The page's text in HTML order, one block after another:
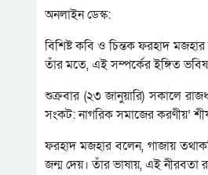
অনলাইন ডেস্ক:
বিশিষ্ট কবি ও চিন্তক ফরহাদ
তাঁর মতে, এই সম্পর্কের ইঙ্গিত
শুক্রবার (২৩ জানুয়ারি) সকালে
সংকট: নাগরিক সমাজের করণীয়’
ফরহাদ মজহার বলেন, গাজায়
জন্ম দেয়। তাঁর ভাষায়, এই নীরবতা